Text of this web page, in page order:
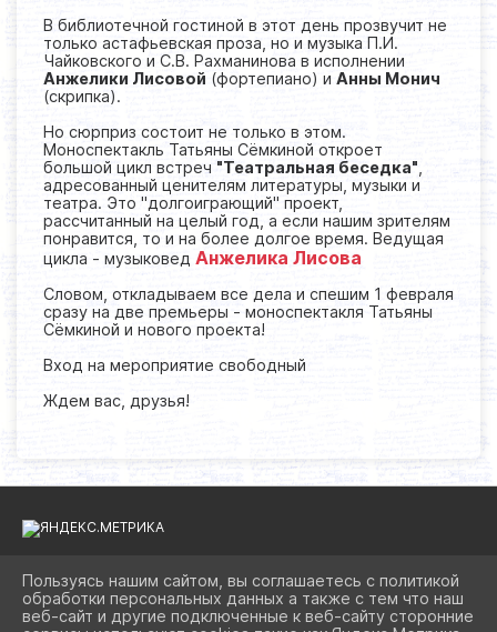
В библиотечной гостиной в этот день прозвучит не
только астафьевская проза, но и музыка П.И.
Чайковского и С.В. Рахманинова в исполнении
Анжелики Лисовой (фортепиано) и Анны Монич
(скрипка).
Но сюрприз состоит не только в этом.
Моноспектакль Татьяны Сёмкиной откроет
большой цикл встреч "Театральная беседка"
адресованный ценителям литературы, музыки и
театра. Это "долгоиграющий" проект,
рассчитанный на целый год, а если нашим зрителям
понравится, то и на более долгое время. Ведущая
цикла - музыковед Анжелика Лисова
Словом, откладываем все дела и спешим 1 февраля
сразу на две премьеры - моноспектакля Татьяны
Сёмкиной и нового проекта!
Вход на мероприятие свободный
Ждем вас, друзья!
2026 Г. BIBLIOAST.RU
ВХОД
Пользуясь нашим сайтом, вы соглашаетесь с политикой
обработки персональных данных а также с тем что наш
веб-сайт и другие подключенные к веб-сайту сторонние